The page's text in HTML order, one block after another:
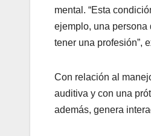
mental. “Esta
ejemplo, una persona
tener una profesión”,
Con relación al
auditiva y con una
además, genera